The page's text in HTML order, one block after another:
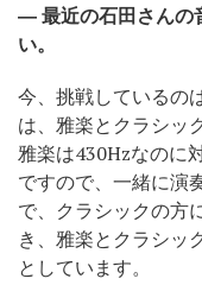
― 最近の石田さんの
い。
今、挑戦しているの
は、雅楽とクラシッ
雅楽は430Hzなのに
ですので、一緒に演
で、クラシックの方
き、雅楽とクラシッ
としています。